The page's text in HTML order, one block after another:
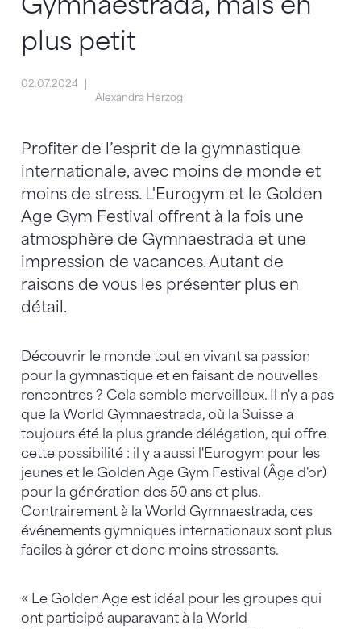
plus petit
02.07.2024
Alexandra Herzog
Profiter de l’esprit de la gymnastique
internationale, avec moins de monde et
moins de stress. L'Eurogym et le Golden
Age Gym Festival offrent à la fois une
atmosphère de Gymnaestrada et une
impression de vacances. Autant de
raisons de vous les présenter plus en
détail.
Découvrir le monde tout en vivant sa passion
pour la gymnastique et en faisant de nouvelles
rencontres ? Cela semble merveilleux. Il n'y a pas
que la World Gymnaestrada, où la Suisse a
toujours été la plus grande délégation, qui offre
cette possibilité : il y a aussi l'Eurogym pour les
jeunes et le Golden Age Gym Festival (Âge d'or)
pour la génération des 50 ans et plus.
Contrairement à la World Gymnaestrada, ces
événements gymniques internationaux sont plus
faciles à gérer et donc moins stressants.
« Le Golden Age est idéal pour les groupes qui
ont participé auparavant à la World